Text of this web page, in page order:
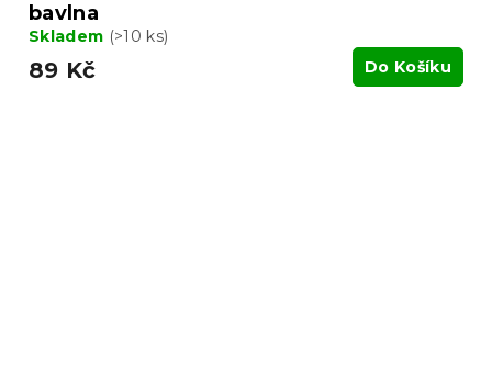
bavlna
Skladem (>10 ks)
89 Kč Do Košíku